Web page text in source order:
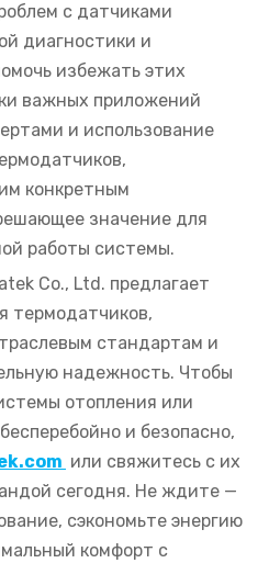
с датчиками
диагностики и
избежать этих
важных приложений
и использование
конкретным
значение для
работы системы.
Co., Ltd. предлагает
термодатчиков,
стандартам и
надежность. Чтобы
отопления или
и безопасно,
или свяжитесь с их
сегодня. Не ждите —
сэкономьте энергию
комфорт с